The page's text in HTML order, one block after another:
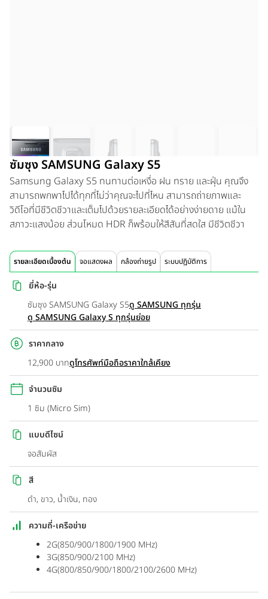
ซัมซุง SAMSUNG Galaxy S5
Samsung Galaxy S5 ทนทานต่อเหงื่อ ฝน ทราย และฝุ่น คุณจึง
สามารถพกพาไปได้ทุกที่ไม่ว่าคุณจะไปที่ไหน สามารถถ่ายภาพและ
วิดีโอที่มีชีวิตชีวาและเต็มไปด้วยรายละเอียดได้อย่างง่ายดาย แม้ใน
สภาวะแสงน้อย ส่วนโหมด HDR ก็พร้อมให้สีสันที่สดใส มีชีวิตชีวา
รายละเอียดเบื้องต้น จอแสดงผล กล้องถ่ายรูป ระบบปฏิบัติการ
ยี่ห้อ-รุ่น
ซัมซุง SAMSUNG Galaxy S5ดู SAMSUNG ทุกรุ่น
ดู SAMSUNG Galaxy S ทุกรุ่นย่อย
ราคากลาง
12,900 บาทดูโทรศัพท์มือถือราคาใกล้เคียง
จำนวนซิม
1 ซิม (Micro Sim)
แบบดีไซน์
จอสัมผัส
สี
ดำ, ขาว, น้ำเงิน, ทอง
ความถี่-เครือข่าย
2G(850/900/1800/1900 MHz)
3G(850/900/2100 MHz)
4G(800/850/900/1800/2100/2600 MHz)